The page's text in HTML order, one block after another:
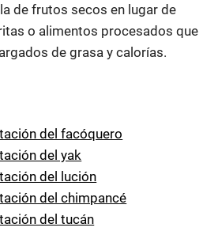
de frutos secos en lugar de
o alimentos procesados ​​que
de grasa y calorías.
del facóquero
del yak
del lución
del chimpancé
del tucán